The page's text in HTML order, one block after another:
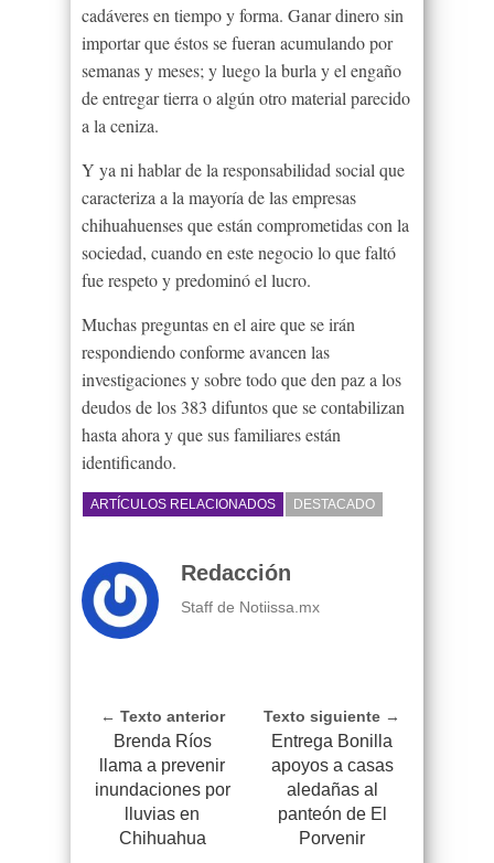
cadáveres en tiempo y forma. Ganar dinero sin
importar que éstos se fueran acumulando por
semanas y meses; y luego la burla y el engaño
de entregar tierra o algún otro material parecido
a la ceniza.
Y ya ni hablar de la responsabilidad social que
caracteriza a la mayoría de las empresas
chihuahuenses que están comprometidas con la
sociedad, cuando en este negocio lo que faltó
fue respeto y predominó el lucro.
Muchas preguntas en el aire que se irán
respondiendo conforme avancen las
investigaciones y sobre todo que den paz a los
deudos de los 383 difuntos que se contabilizan
hasta ahora y que sus familiares están
identificando.
ARTÍCULOS RELACIONADOS DESTACADO
Redacción
Staff de Notiissa.mx
← Texto anterior
Brenda Ríos
llama a prevenir
inundaciones por
lluvias en
Chihuahua
Texto siguiente →
Entrega Bonilla
apoyos a casas
aledañas al
panteón de El
Porvenir